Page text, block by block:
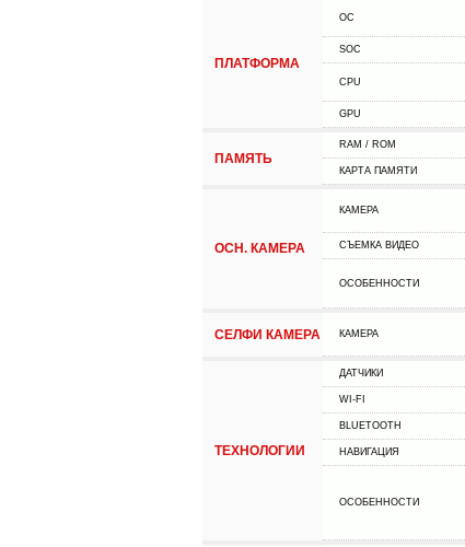
ПЛАТФОРМА
ОС
SOC
CPU
GPU
ПАМЯТЬ
RAM / ROM
КАРТА ПАМЯТИ
ОСН. КАМЕРА
КАМЕРА
СЪЕМКА ВИДЕО
ОСОБЕННОСТИ
СЕЛФИ КАМЕРА КАМЕРА
ТЕХНОЛОГИИ
ДАТЧИКИ
WI-FI
BLUETOOTH
НАВИГАЦИЯ
ОСОБЕННОСТИ